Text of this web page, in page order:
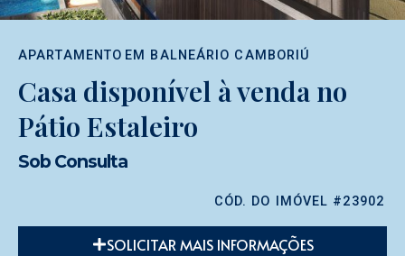
APARTAMENTO EM BALNEÁRIO CAMBORIÚ
Casa disponível à venda no
Pátio Estaleiro
Sob Consulta
CÓD. DO IMÓVEL #23902
SOLICITAR MAIS INFORMAÇÕES